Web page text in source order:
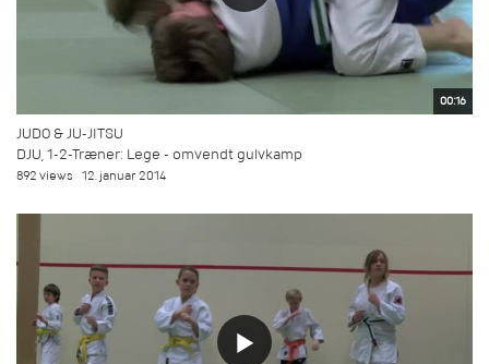
00:16
JUDO & JU-JITSU
DJU, 1-2-Træner: Lege - omvendt gulvkamp
892 views 12. januar 2014